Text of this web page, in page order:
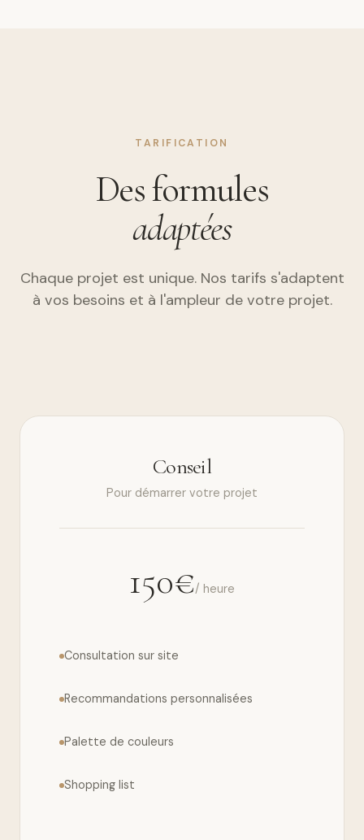
TARIFICATION
Des formules
adaptées
Chaque projet est unique. Nos tarifs s'adaptent
à vos besoins et à l'ampleur de votre projet.
Conseil
Pour démarrer votre projet
150€/ heure
Consultation sur site
Recommandations personnalisées
Palette de couleurs
Shopping list